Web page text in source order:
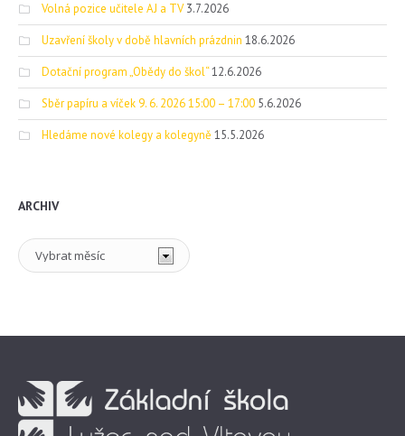
Volná pozice učitele AJ a TV 3.7.2026
Uzavření školy v době hlavních prázdnin 18.6.2026
Dotační program „Obědy do škol“12.6.2026
Sběr papíru a víček 9. 6. 2026 15:00 – 17:00 5.6.2026
Hledáme nové kolegy a kolegyně 15.5.2026
ARCHIV
Archiv